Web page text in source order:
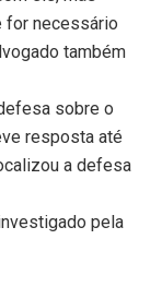
for necessário
também
sobre o
resposta até
a defesa
pela